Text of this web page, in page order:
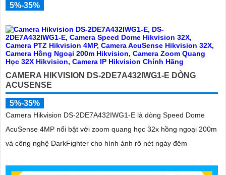
5%-35%
CAMERA HIKVISION DS-2DE7A432IWG1-E DÒNG
ACUSENSE
5%-35%
Camera Hikvision DS-2DE7A432IWG1-E là dòng Speed Dome
AcuSense 4MP nổi bật với zoom quang học 32x hồng ngoại 200m
và công nghệ DarkFighter cho hình ảnh rõ nét ngày đêm